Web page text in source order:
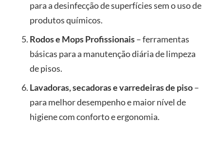
para a desinfecção de superfícies sem o uso de
produtos químicos.
Rodos e Mops Profissionais– ferramentas
básicas para a manutenção diária de limpeza
de pisos.
Lavadoras, secadoras e varredeiras de piso–
para melhor desempenho e maior nível de
higiene com conforto e ergonomia.